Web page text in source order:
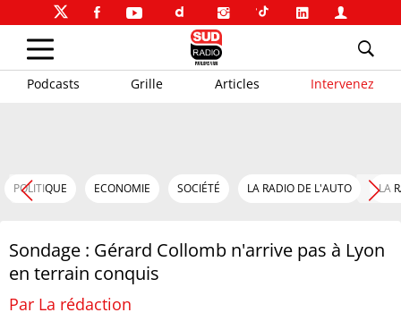
Podcasts Grille Articles Intervenez
POLITIQUE ECONOMIE SOCIÉTÉ LA RADIO DE L'AUTO LA
Sondage : Gérard Collomb n'arrive pas à Lyon
en terrain conquis
Par La rédaction